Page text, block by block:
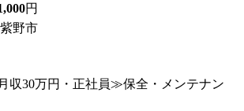
円
野市
収30万円・正社員≫保全・メンテナン